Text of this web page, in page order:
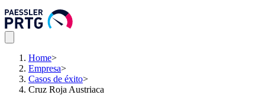
Home>
Empresa>
Casos de éxito>
Cruz Roja Austriaca